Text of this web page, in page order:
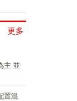
更多
主 並
置混